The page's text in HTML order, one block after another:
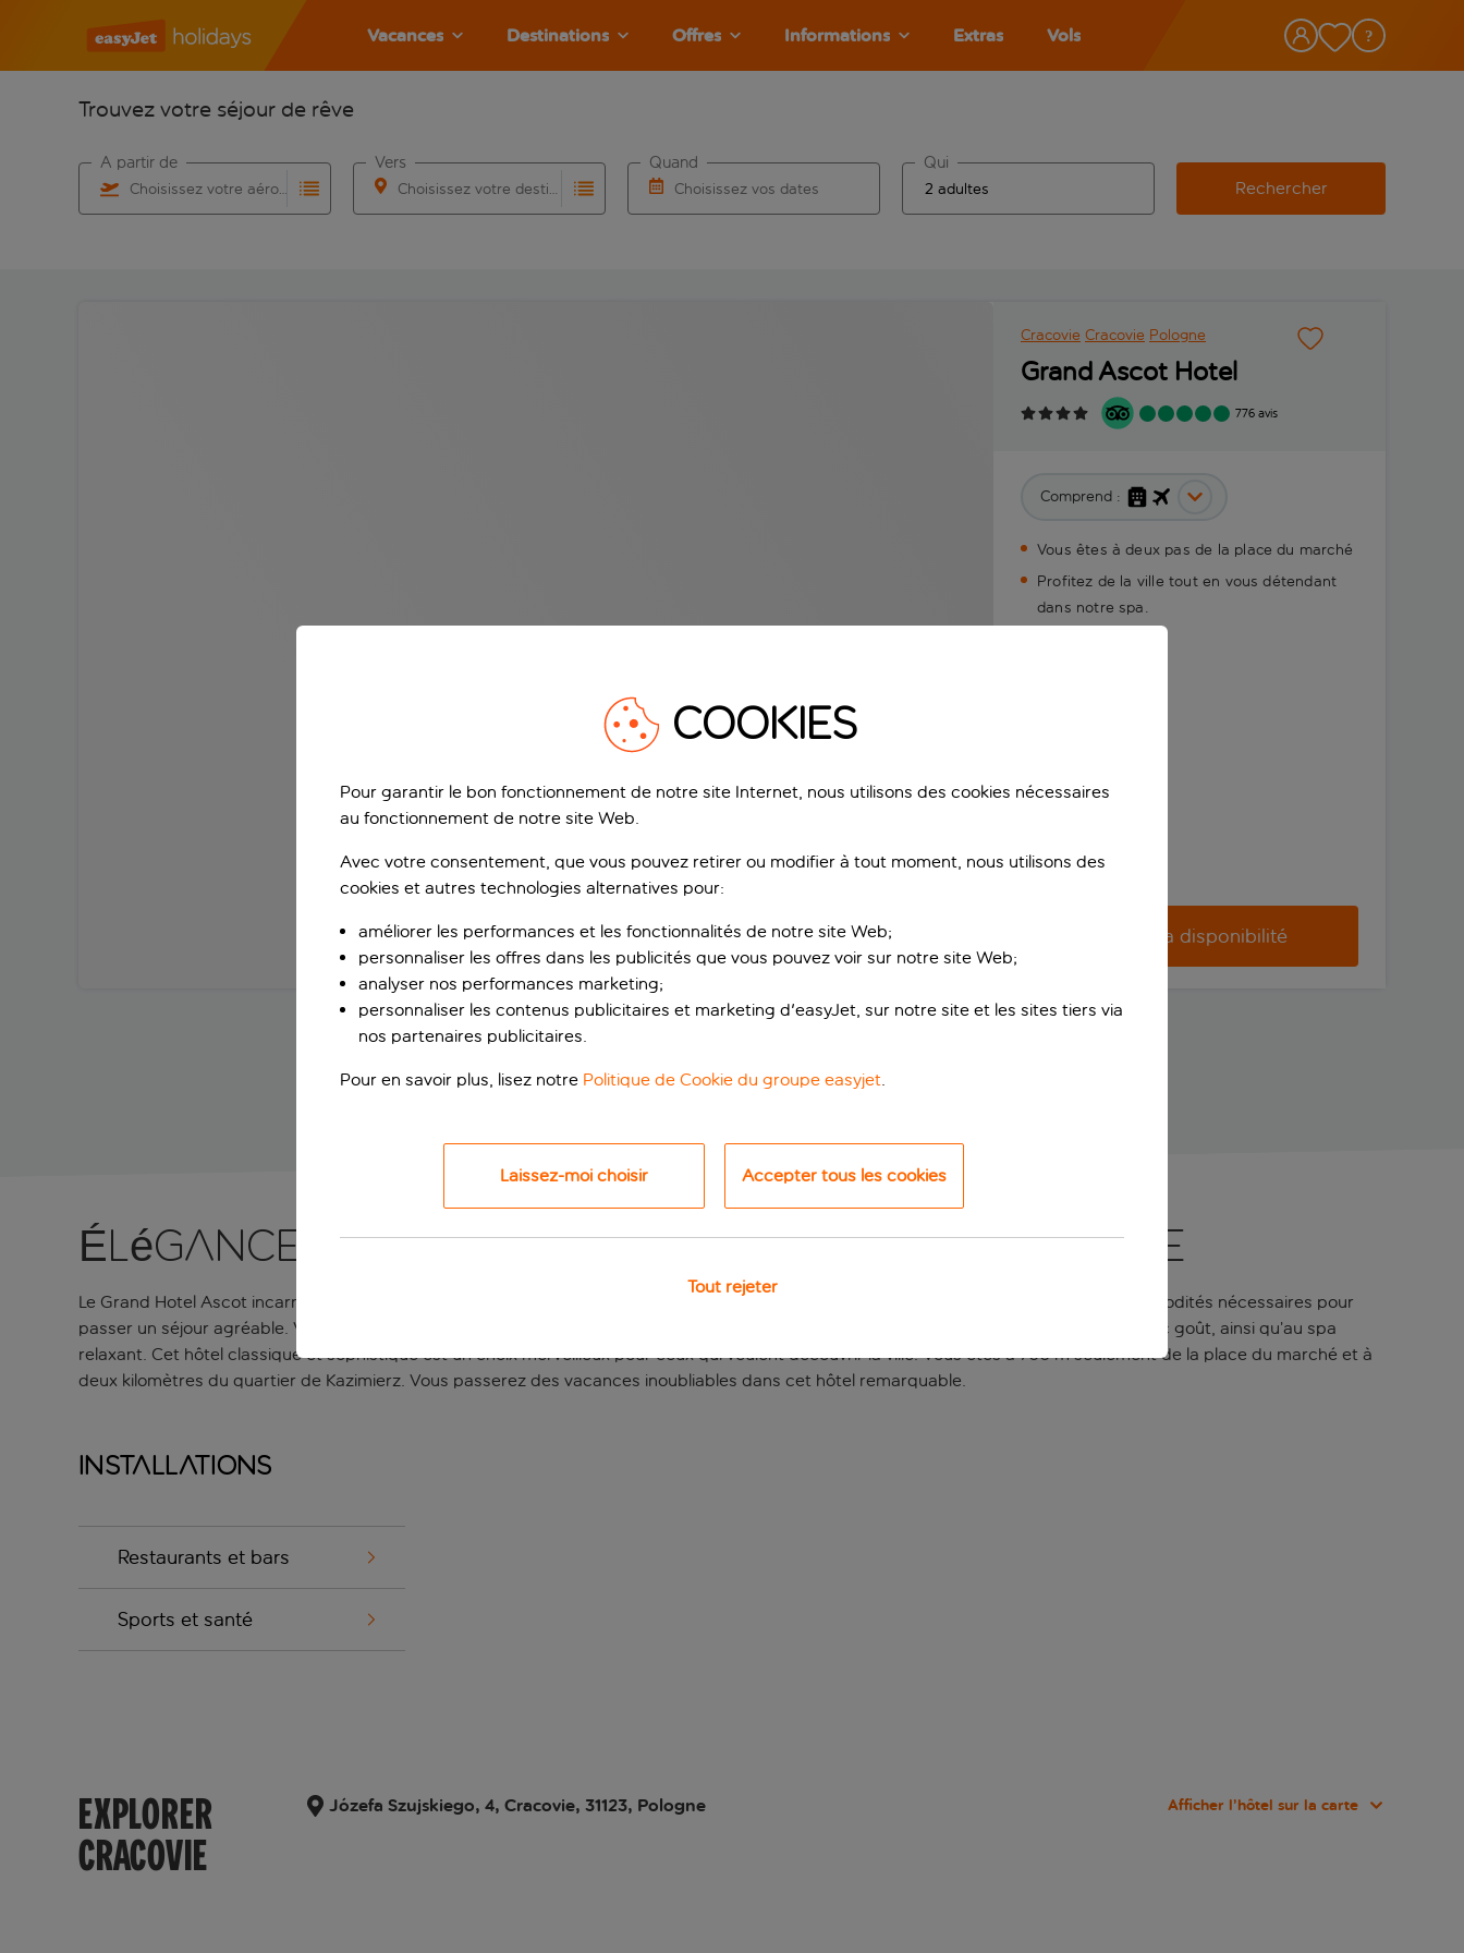
Vacances Destinations Offres Informations Extras Vols
Trouvez votre séjour de rêve
Choisissez votre aéroport
À partir de
Choisissez votre destination
Vers
Choisissez vos dates
Quand Qui
Rechercher
Cracovie Cracovie Pologne
Grand Ascot Hotel
776 avis
Comprend :
Vous êtes à deux pas de la place du marché
Profitez de la ville tout en vous détendant
dans notre spa.
Vérifier la disponibilité
Élégance moderne dans la splendide Cracovie
Le Grand Hotel Ascot incarne parfaitement l’ambiance de cette belle ville. L’hôtel vous accueillera chaleureusement avec toutes les commodités nécessaires pour
passer un séjour agréable. Vous oublierez le rythme trépidant de la ville et décompresserez dans des chambres modernes décorées avec goût, ainsi qu’au spa
relaxant. Cet hôtel classique et sophistiqué est un choix merveilleux pour ceux qui veulent découvrir la ville. Vous êtes à 700 m seulement de la place du marché et à
deux kilomètres du quartier de Kazimierz. Vous passerez des vacances inoubliables dans cet hôtel remarquable.
Installations
Restaurants et bars
Sports et santé
EXPLORER
CRACOVIE
Józefa Szujskiego, 4, Cracovie, 31123, Pologne Afficher l’hôtel sur la carte
COOKIES
Pour garantir le bon fonctionnement de notre site Internet, nous utilisons des cookies nécessaires
au fonctionnement de notre site Web.
Avec votre consentement, que vous pouvez retirer ou modifier à tout moment, nous utilisons des
cookies et autres technologies alternatives pour:
améliorer les performances et les fonctionnalités de notre site Web;
personnaliser les offres dans les publicités que vous pouvez voir sur notre site Web;
analyser nos performances marketing;
personnaliser les contenus publicitaires et marketing d'easyJet, sur notre site et les sites tiers via
nos partenaires publicitaires.
Pour en savoir plus, lisez notre Politique de Cookie du groupe easyjet.
Laissez-moi choisir Accepter tous les cookies
Tout rejeter